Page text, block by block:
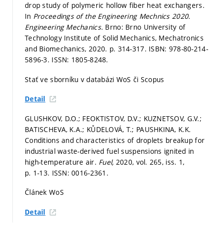
drop study of polymeric hollow fiber heat exchangers.
In Proceedings of the Engineering Mechnics 2020.
Engineering Mechanics. Brno: Brno University of
Technology Institute of Solid Mechanics, Mechatronics
and Biomechanics, 2020. p. 314-317. ISBN: 978-80-214-
5896-3. ISSN: 1805-8248.
Stať ve sborníku v databázi WoS či Scopus
Detail
GLUSHKOV, D.O.; FEOKTISTOV, D.V.; KUZNETSOV, G.V.;
BATISCHEVA, K.A.; KŮDELOVÁ, T.; PAUSHKINA, K.K.
Conditions and characteristics of droplets breakup for
industrial waste-derived fuel suspensions ignited in
high-temperature air. Fuel, 2020, vol. 265, iss. 1,
p. 1-13. ISSN: 0016-2361.
Článek WoS
Detail